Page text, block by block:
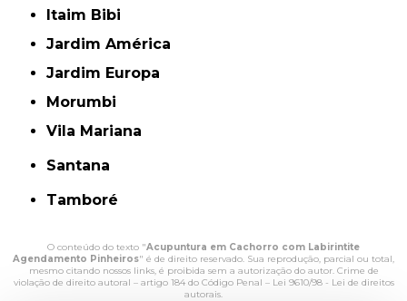
Itaim Bibi
Jardim América
Jardim Europa
Morumbi
Vila Mariana
Santana
Tamboré
O conteúdo do texto "Acupuntura em Cachorro com Labirintite
Agendamento Pinheiros" é de direito reservado. Sua reprodução, parcial ou total,
mesmo citando nossos links, é proibida sem a autorização do autor. Crime de
violação de direito autoral – artigo 184 do Código Penal – Lei 9610/98 - Lei de direitos
autorais.